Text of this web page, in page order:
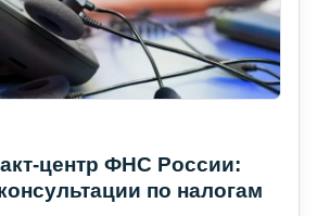
центр ФНС России:
по налогам